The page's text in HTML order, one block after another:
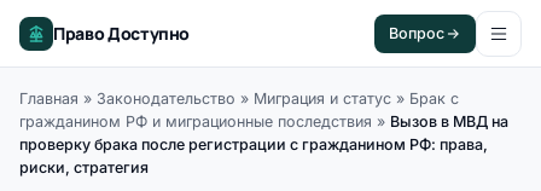
Право Доступно Вопрос
Главная » Законодательство » Миграция и статус » Брак с
гражданином РФ и миграционные последствия » Вызов в МВД на
проверку брака после регистрации с гражданином РФ: права,
риски, стратегия